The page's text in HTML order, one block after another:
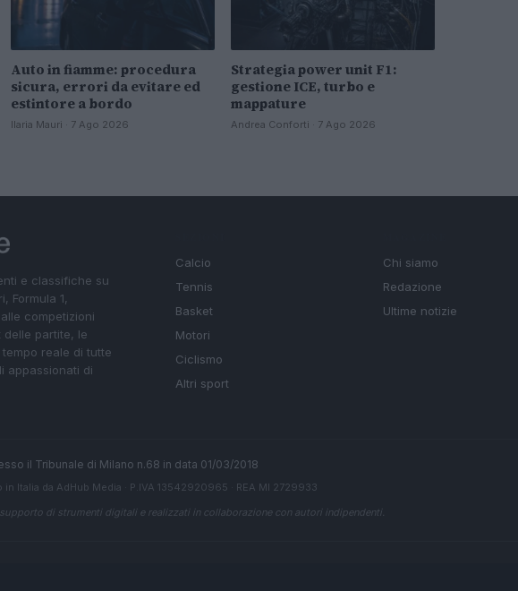
Auto in fiamme: procedura
sicura, errori da evitare ed
estintore a bordo
Ilaria Mauri · 7 Ago 2026
Strategia power unit F1:
gestione ICE, turbo e
mappature
Andrea Conforti · 7 Ago 2026
e classifiche su
Formula 1,
competizioni
delle partite, le
reale di tutte
appassionati di
Calcio
Tennis
Basket
Motori
Ciclismo
Altri sport
Chi siamo
Redazione
Ultime notizie
il Tribunale di Milano n.68 in data 01/03/2018
Italia da AdHub Media · P.IVA 13542920965 · REA MI 2729933
di strumenti digitali e realizzati in collaborazione con autori indipendenti.